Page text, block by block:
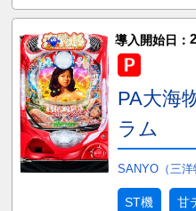
導入開始日：
PA大海
ラム
SANYO（三洋
ST機 甘